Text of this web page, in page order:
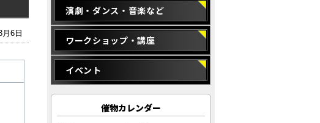
6日
演劇・ダンス・音楽など
ワークショップ・講座
イベント
催物カレンダー